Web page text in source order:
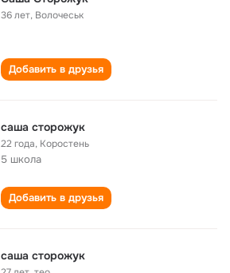
36 лет, Волочеськ
Добавить в друзья
саша сторожук
22 года, Коростень
5 школа
Добавить в друзья
саша сторожук